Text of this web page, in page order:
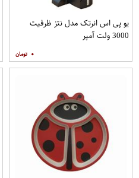
یو پی اس انرتک مدل نتز ظرفیت
3000 ولت آمپر
۰